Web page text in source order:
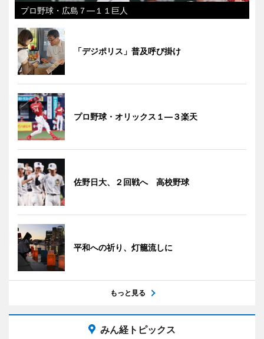
プロ野球・広島７―１１巨人
「デジポリス」普及呼び掛け
プロ野球・オリックス１―３楽天
佐野日大、２回戦へ 高校野球
平和への祈り、灯籠流しに
もっと見る
みん経トピックス